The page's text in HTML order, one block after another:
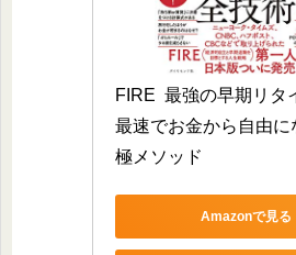
FIRE  最強の早期リ
最速でお金から自由に
極メソッド
Amazonで見る